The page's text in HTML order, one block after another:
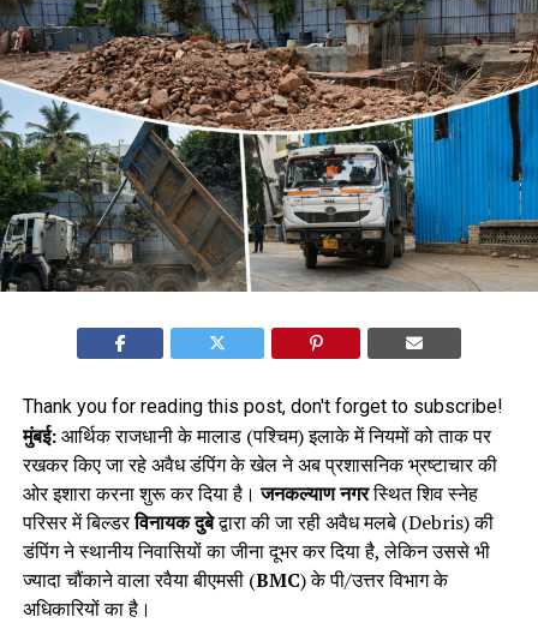
Thank you for reading this post, don't forget to subscribe!
मुंबई:आर्थिक राजधानी के मालाड (पश्चिम) इलाके में नियमों को ताक पर
रखकर किए जा रहे अवैध डंपिंग के खेल ने अब प्रशासनिक भ्रष्टाचार की
ओर इशारा करना शुरू कर दिया है।जनकल्याण नगरस्थित शिव स्नेह
परिसर में बिल्डरविनायक दुबेद्वारा की जा रही अवैध मलबे (Debris) की
डंपिंग ने स्थानीय निवासियों का जीना दूभर कर दिया है, लेकिन उससे भी
ज्यादा चौंकाने वाला रवैया बीएमसी (BMC) के पी/उत्तर विभाग के
अधिकारियों का है।